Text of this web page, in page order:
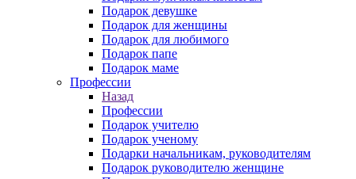
Подарок девушке
Подарок для женщины
Подарок для любимого
Подарок папе
Подарок маме
Профессии
Назад
Профессии
Подарок учителю
Подарок ученому
Подарки начальникам, руководителям
Подарок руководителю женщине